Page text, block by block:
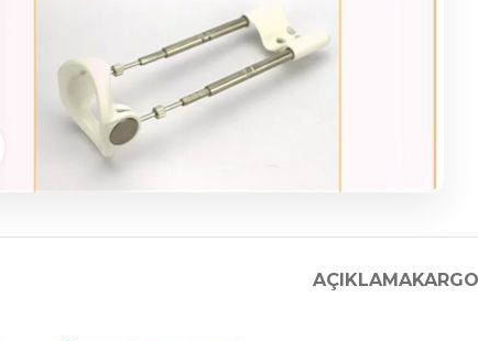
Click to enlarge
AÇIKLAMA